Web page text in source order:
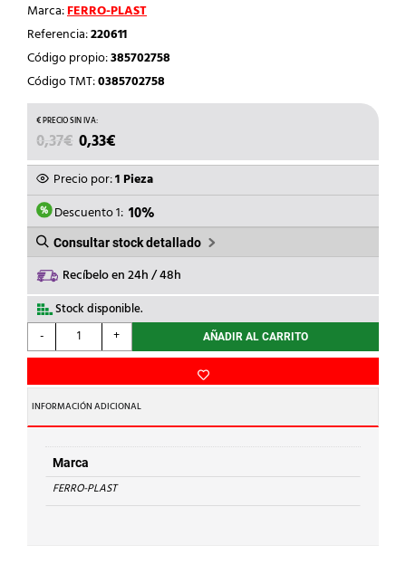
Marca:FERRO-PLAST
Referencia:220611
Código propio:385702758
Código TMT:0385702758
0,37€ EL
PRECIO
ORIGINAL
ERA:
0,37€.
0,33€
PRECIO
ACTUAL
ES:
0,33€.
Precio por:1 Pieza
Descuento 1: 10%
Consultar stock detallado
Recíbelo en 24h / 48h
Stock disponible.
-
FERRO-
PLAST
CASQ.RED.d.32/25
S.LISA
PVC
cantidad
+ AÑADIR AL CARRITO
INFORMACIÓN ADICIONAL
Marca
FERRO-PLAST